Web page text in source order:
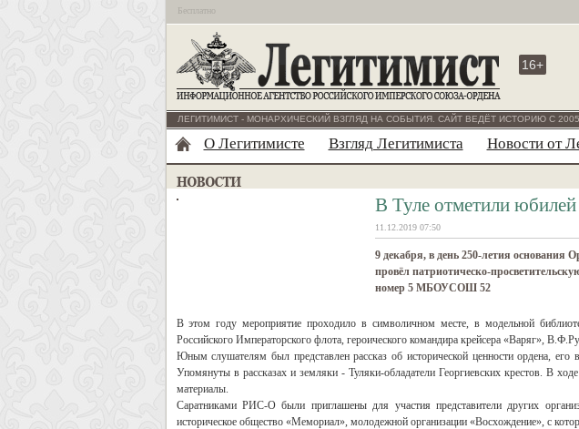
Бесплатно
16+
ЛЕГИТИМИСТ - МОНАРХИЧЕСКИЙ ВЗГЛЯД НА СОБЫТИЯ. САЙТ ВЕДЁТ ИСТОРИЮ С
О Легитимисте Взгляд Легитимиста Новости от
В Туле отметили юбилей
11.12.2019 07:50
9 декабря, в день 250-летия основания
провёл патриотическо-
номер 5 МБОУСОШ 52
В этом году мероприятие проходило в символичном месте, в модельной
Российского Императорского флота, героического командира крейсера «Варяг»,
Юным слушателям был представлен рассказ об исторической ценности ордена, его
Упомянуты в рассказах и земляки - Туляки-обладатели Георгиевских крестов. В
материалы.
Саратниками РИС-О были приглашены для участия представители других
историческое общество «Мемориал», молодежной организации «Восхождение», с